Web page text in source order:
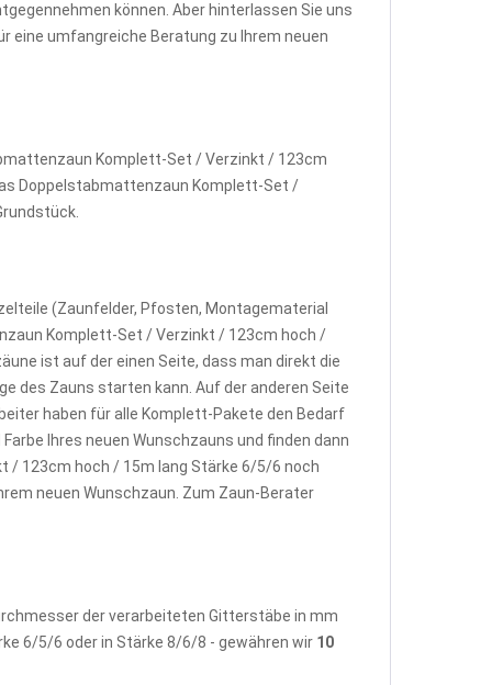
können. Aber hinterlassen Sie uns
eine umfangreiche Beratung zu Ihrem neuen
Komplett-Set / Verzinkt / 123cm
Doppelstabmattenzaun Komplett-Set /
(Zaunfelder, Pfosten, Montagematerial
Komplett-Set / Verzinkt / 123cm hoch /
ist auf der einen Seite, dass man direkt die
des Zauns starten kann. Auf der anderen Seite
haben für alle Komplett-Pakete den Bedarf
Ihres neuen Wunschzauns und finden dann
/ 123cm hoch / 15m lang Stärke 6/5/6 noch
neuen Wunschzaun. Zum Zaun-Berater
der verarbeiteten Gitterstäbe in mm
6/5/6 oder in Stärke 8/6/8 - gewähren wir 10